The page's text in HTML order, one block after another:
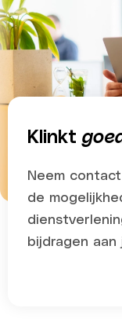
Klinkt
Neem
de
bijdragen aan